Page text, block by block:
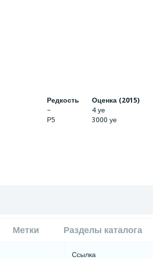
Редкость
Оценка (2015)
–
4 уе
Р5 3000 уе
Метки Разделы каталога
Ссылка